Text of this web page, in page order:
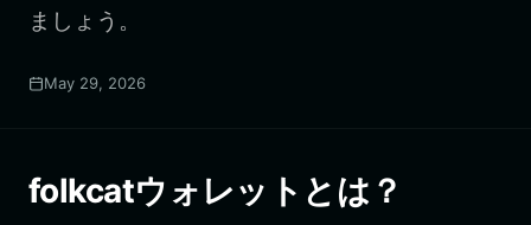
ましょう。
May 29, 2026
folkcatウォレットとは？